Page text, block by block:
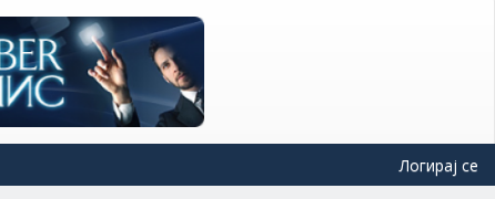
Логирај се